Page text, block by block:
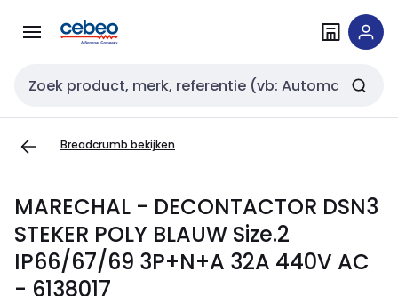
naar
naar
Zoekveld invoer
Breadcrumb bekijken
MARECHAL - DECONTACTOR DSN3
STEKER POLY BLAUW Size.2
IP66/67/69 3P+N+A 32A 440V AC
- 6138017